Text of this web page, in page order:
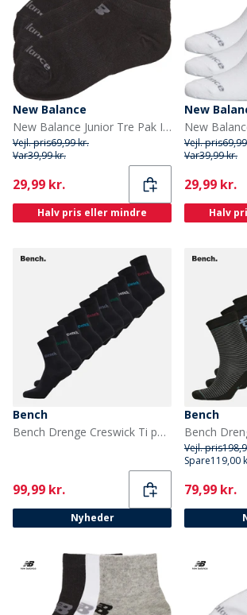
New Balance
New Balance Junior Tre Pak Ingen Synlige Sokker Sort
Vejl. pris69,99 kr.
Var39,99 kr.
Current
29,99 kr.
Halv pris eller mindre
New
Vejl. pris
Var39,99 kr.
Current
29,99 kr.
Halv
Bench
Bench Drenge Creswick Ti par Selskabstøjssokker Sort
Current
99,99 kr.
Nyheder
Bench
Vejl. pris
Spare119,00
Current
79,99 kr.